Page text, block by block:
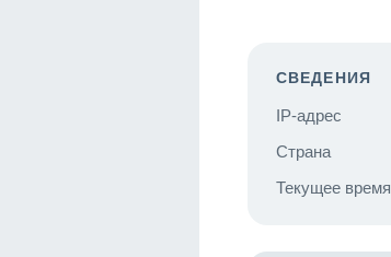
СВЕДЕНИЯ
IP-адрес
Страна
Текущее время